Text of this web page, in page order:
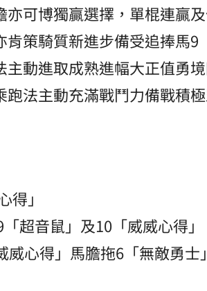
可博獨贏選擇，單棍連贏
策騎質新進步備受追捧馬9
動進取成熟進幅大正值勇
法主動充滿戰鬥力備戰積
」
超音鼠」及10「威威心得」
心得」馬膽拖6「無敵勇士